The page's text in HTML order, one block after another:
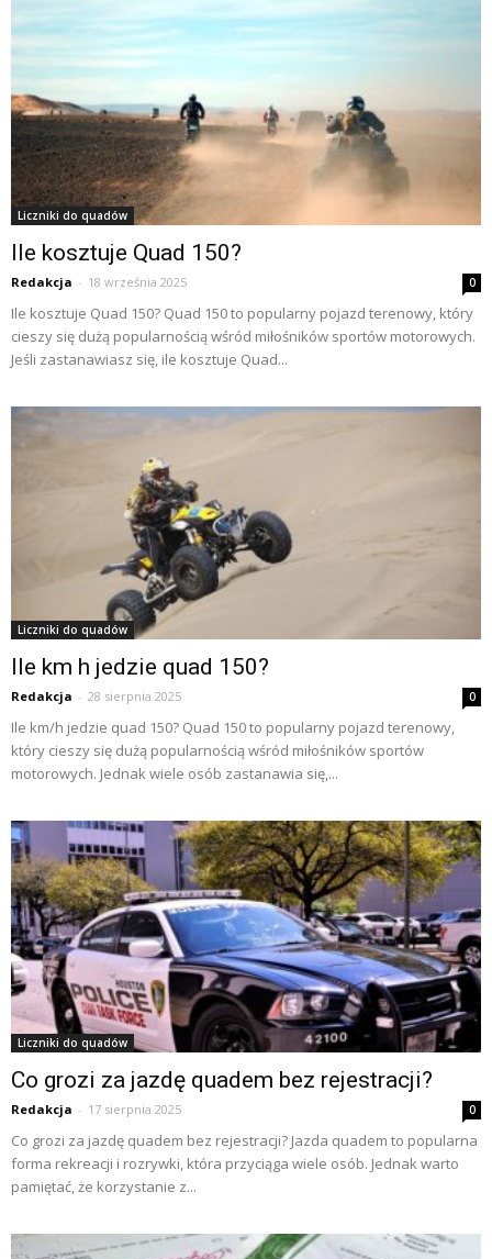
Liczniki do quadów
Ile kosztuje Quad 150?
Redakcja - 18 września 2025 0
Ile kosztuje Quad 150? Quad 150 to popularny pojazd terenowy, który
cieszy się dużą popularnością wśród miłośników sportów motorowych.
Jeśli zastanawiasz się, ile kosztuje Quad...
Liczniki do quadów
Ile km h jedzie quad 150?
Redakcja - 28 sierpnia 2025 0
Ile km/h jedzie quad 150? Quad 150 to popularny pojazd terenowy,
który cieszy się dużą popularnością wśród miłośników sportów
motorowych. Jednak wiele osób zastanawia się,...
Liczniki do quadów
Co grozi za jazdę quadem bez rejestracji?
Redakcja - 17 sierpnia 2025 0
Co grozi za jazdę quadem bez rejestracji? Jazda quadem to popularna
forma rekreacji i rozrywki, która przyciąga wiele osób. Jednak warto
pamiętać, że korzystanie z...